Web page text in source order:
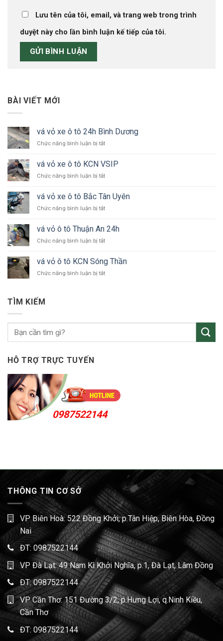
Lưu tên của tôi, email, và trang web trong trình
duyệt này cho lần bình luận kế tiếp của tôi.
BÀI VIẾT MỚI
vá vỏ xe ô tô 24h Bình Dương
Chức năng bình luận bị tắtở
vỏ
xe
ô
24h
Dương
vá vỏ xe ô tô KCN VSIP
Chức năng bình luận bị tắtở
vỏ
xe
ô
KCN
vá vỏ xe ô tô Bắc Tân Uyên
Chức năng bình luận bị tắtở
vỏ
xe
ô
Bắc
Tân
Uyên
vá vỏ ô tô Thuận An 24h
Chức năng bình luận bị tắtở
ô
tô
vá vỏ ô tô KCN Sóng Thần
Chức năng bình luận bị tắtở
Sóng
TÌM KIẾM
HỖ TRỢ TRỰC TUYẾN
0987522144
THÔNG TIN CƠ SỞ
VP Biên Hoà: 522 Đồng Khởi, p.Tân Hiệp, Biên Hòa, Đồng
Nai
ĐT: 0987522144
VP Đà Lạt: 49 Nam Kì Khởi Nghĩa, p.1, Đà Lạt, Lâm Đồng
ĐT:0987522144
VP Cần Thơ: 151 Đường 3/2, p.Hưng Lợi, q.Ninh Kiều,
Cần Thơ
ĐT: 0987522144